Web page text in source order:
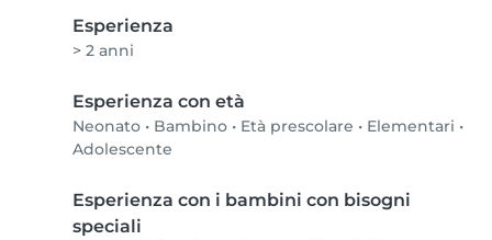
Esperienza
> 2 anni
Esperienza con età
Neonato • Bambino • Età prescolare • Elementari •
Adolescente
Esperienza con i bambini con bisogni
speciali